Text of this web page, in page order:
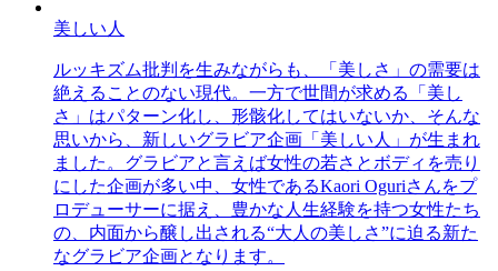
美しい人
ルッキズム批判を生みながらも、「美しさ」の需要は
絶えることのない現代。一方で世間が求める「美し
さ」はパターン化し、形骸化してはいないか、そんな
思いから、新しいグラビア企画「美しい人」が生まれ
ました。グラビアと言えば女性の若さとボディを売り
にした企画が多い中、女性であるKaori Oguriさんをプ
ロデューサーに据え、豊かな人生経験を持つ女性たち
の、内面から醸し出される“大人の美しさ”に迫る新た
なグラビア企画となります。